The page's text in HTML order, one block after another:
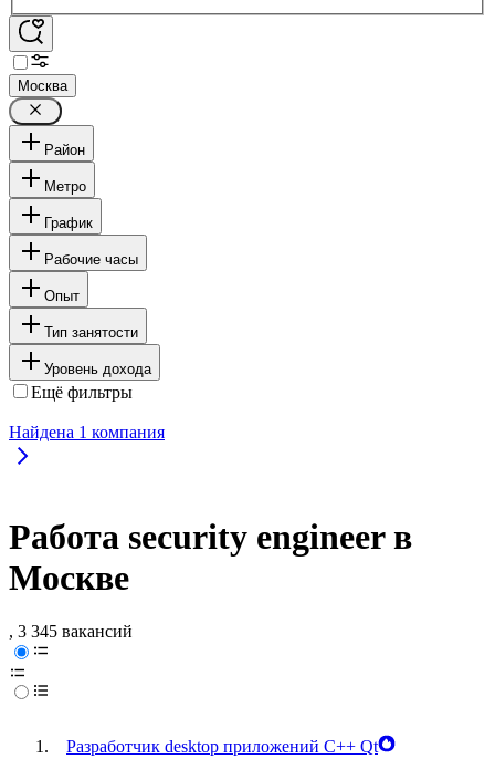
Москва
Район
Метро
График
Рабочие часы
Опыт
Тип занятости
Уровень дохода
Ещё фильтры
Найдена 1 компания
Работа security engineer в
Москве
, 3 345 вакансий
Разработчик desktop приложений C++ Qt